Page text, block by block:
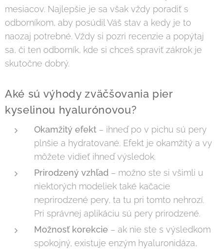
mesiacov. Najlepšie je sa však vždy poradiť s
odborníkom, aby posúdil Váš stav a kedy je to
naozaj potrebné. Vždy si pozri recenzie a popýtaj
sa, či ten odborník, kde si chceš spraviť zákrok je
skutočne dobrý.
Aké sú výhody zväčšovania pier
kyselinou hyalurónovou?
Okamžitý efekt – ihneď po v pichu sú pery
plnšie a hydratované. Efekt je okamžitý a vy
môžete vidieť ihneď výsledok.
Prirodzený vzhľad – možno ste si všimli u
niektorých modeliek také kačacie
neprirodzené pery, ta tu pri tomto nehrozí.
Pri správnej aplikáciu sú pery prirodzené.
Možnosť korekcie – ak nie ste s výsledkom
spokojný, existuje enzým hyaluronidáza,